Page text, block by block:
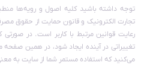
توجه داشته باشید کلیه اصول و رویه‏‌ها
تجارت الکترونیک و قانون حمایت از حقوق
رعایت قوانین مرتبط با کاربر است. در
تغییراتی در آینده ایجاد شود، در همین
می‏‌کنید که استفاده مستمر شما از سایت به